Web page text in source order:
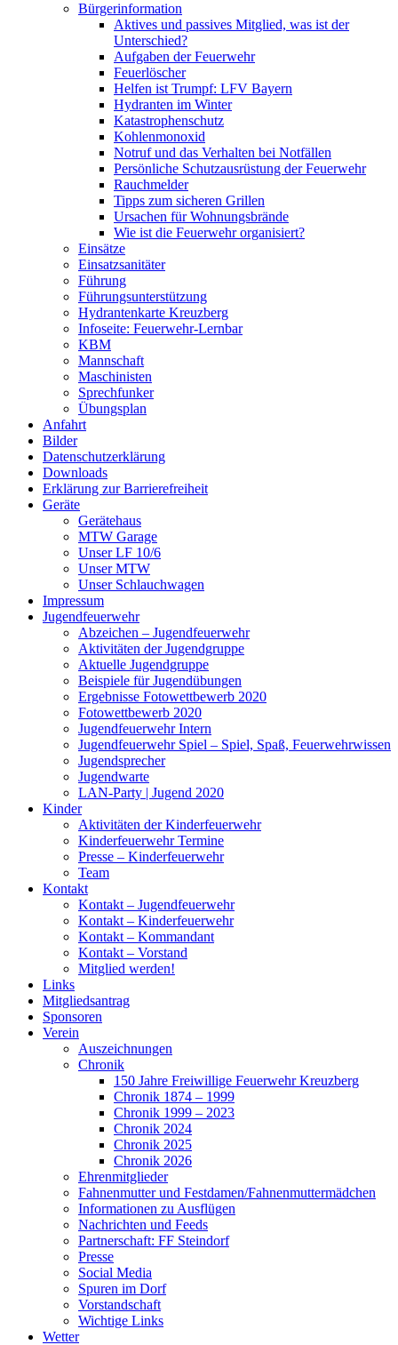
Bürgerinformation
Aktives und passives Mitglied, was ist der
Unterschied?
Aufgaben der Feuerwehr
Feuerlöscher
Helfen ist Trumpf: LFV Bayern
Hydranten im Winter
Katastrophenschutz
Kohlenmonoxid
Notruf und das Verhalten bei Notfällen
Persönliche Schutzausrüstung der Feuerwehr
Rauchmelder
Tipps zum sicheren Grillen
Ursachen für Wohnungsbrände
Wie ist die Feuerwehr organisiert?
Einsätze
Einsatzsanitäter
Führung
Führungsunterstützung
Hydrantenkarte Kreuzberg
Infoseite: Feuerwehr-Lernbar
KBM
Mannschaft
Maschinisten
Sprechfunker
Übungsplan
Anfahrt
Bilder
Datenschutzerklärung
Downloads
Erklärung zur Barriere­frei­heit
Geräte
Gerätehaus
MTW Garage
Unser LF 10/6
Unser MTW
Unser Schlauchwagen
Impressum
Jugendfeuerwehr
Abzeichen – Jugendfeuerwehr
Aktivitäten der Jugendgruppe
Aktuelle Jugendgruppe
Beispiele für Jugendübungen
Ergebnisse Fotowettbewerb 2020
Fotowettbewerb 2020
Jugendfeuerwehr Intern
Jugendfeuerwehr Spiel – Spiel, Spaß, Feuerwehrwissen
Jugendsprecher
Jugendwarte
LAN-Party | Jugend 2020
Kinder
Aktivitäten der Kinderfeuerwehr
Kinderfeuerwehr Termine
Presse – Kinderfeuerwehr
Team
Kontakt
Kontakt – Jugendfeuerwehr
Kontakt – Kinderfeuerwehr
Kontakt – Kommandant
Kontakt – Vorstand
Mitglied werden!
Links
Mitgliedsantrag
Sponsoren
Verein
Auszeichnungen
Chronik
150 Jahre Freiwillige Feuerwehr Kreuzberg
Chronik 1874 – 1999
Chronik 1999 – 2023
Chronik 2024
Chronik 2025
Chronik 2026
Ehrenmitglieder
Fahnenmutter und Festdamen/Fahnenmuttermädchen
Informationen zu Ausflügen
Nachrichten und Feeds
Partnerschaft: FF Steindorf
Presse
Social Media
Spuren im Dorf
Vorstandschaft
Wichtige Links
Wetter